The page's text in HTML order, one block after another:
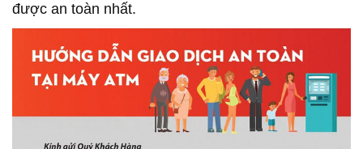
được an toàn nhất.